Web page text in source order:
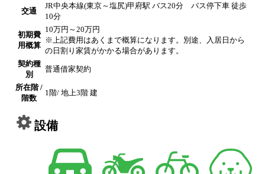
交通
JR中央本線(東京～塩尻)甲府駅 バス20分 バス停下車 徒歩
10分
初期費
用概算
10万円～20万円
※上記費用はあくまで概算になります。別途、入居日から
の日割り家賃がかかる場合があります。
契約種
別
普通借家契約
所在階 /
階数
1階/ 地上3階 建
設備